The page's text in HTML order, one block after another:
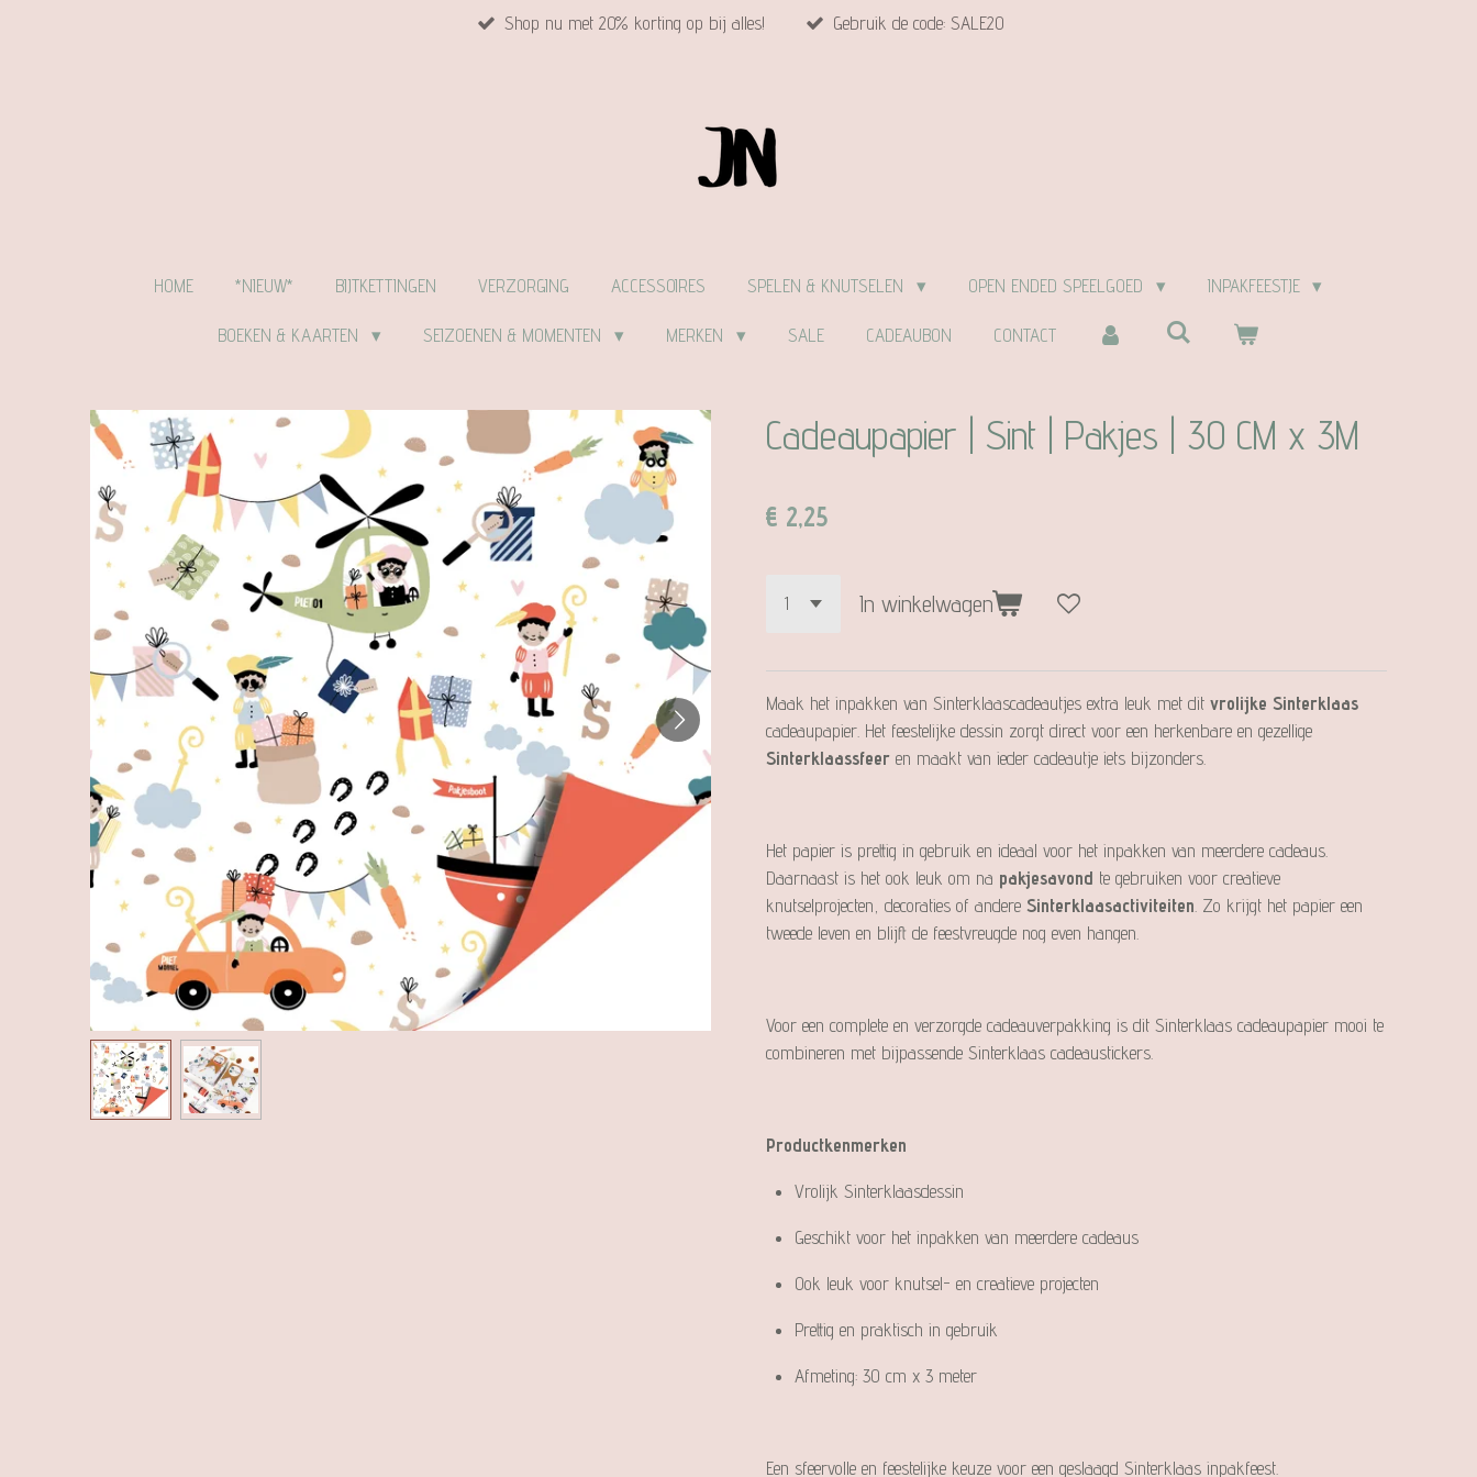
Shop nu met 20% korting op bij alles! Gebruik de code: SALE20
HOME *NIEUW* BIJTKETTINGEN VERZORGING ACCESSOIRES SPELEN & KNUTSELEN OPEN ENDED SPEELGOED INPAKFEESTJE
BOEKEN & KAARTEN SEIZOENEN & MOMENTEN MERKEN SALE CADEAUBON CONTACT
Cadeaupapier | Sint | Pakjes | 30 CM x 3M
€ 2,25
In winkelwagen
Maak het inpakken van Sinterklaascadeautjes extra leuk met dit vrolijke Sinterklaas
cadeaupapier. Het feestelijke dessin zorgt direct voor een herkenbare en gezellige
Sinterklaassfeer en maakt van ieder cadeautje iets bijzonders.
Het papier is prettig in gebruik en ideaal voor het inpakken van meerdere cadeaus.
Daarnaast is het ook leuk om na pakjesavond te gebruiken voor creatieve
knutselprojecten, decoraties of andere Sinterklaasactiviteiten . Zo krijgt het papier een
tweede leven en blijft de feestvreugde nog even hangen.
Voor een complete en verzorgde cadeauverpakking is dit Sinterklaas cadeaupapier mooi te
combineren met bijpassende Sinterklaas cadeaustickers.
Productkenmerken
Vrolijk Sinterklaasdessin
Geschikt voor het inpakken van meerdere cadeaus
Ook leuk voor knutsel- en creatieve projecten
Prettig en praktisch in gebruik
Afmeting: 30 cm x 3 meter
Een sfeervolle en feestelijke keuze voor een geslaagd Sinterklaas inpakfeest.